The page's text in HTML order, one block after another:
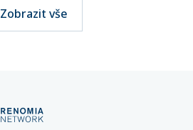
Zobrazit vše